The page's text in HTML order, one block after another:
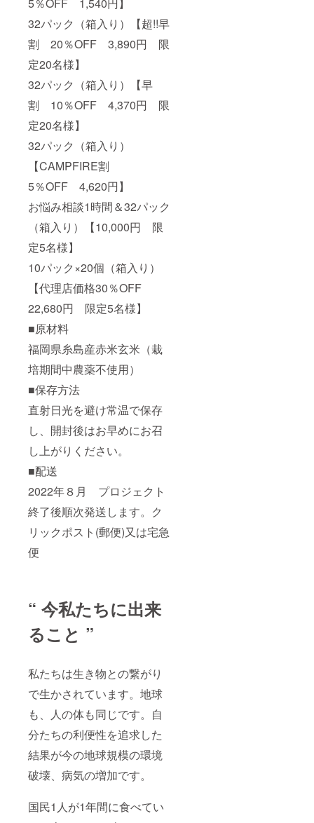
5％OFF 1,540円】
32パック（箱入り）【超!!早
割 20％OFF 3,890円 限
定20名様】
32パック（箱入り）【早
割 10％OFF 4,370円 限
定20名様】
32パック（箱入り）
【CAMPFIRE割
5％OFF 4,620円】
お悩み相談1時間＆32パック
（箱入り）【10,000円 限
定5名様】
10パック×20個（箱入り）
【代理店価格30％OFF
22,680円 限定5名様】
■原材料
福岡県糸島産赤米玄米（栽
培期間中農薬不使用）
■保存方法
直射日光を避け常温で保存
し、開封後はお早めにお召
し上がりください。
■配送
2022年８月 プロジェクト
終了後順次発送します。ク
リックポスト(郵便)又は宅急
便
“ 今私たちに出来
ること ”
私たちは⽣き物との繋がり
で⽣かされています。地球
も、⼈の体も同じです。⾃
分たちの利便性を追求した
結果が今の地球規模の環境
破壊、病気の増加です。
国民1人が1年間に食べてい